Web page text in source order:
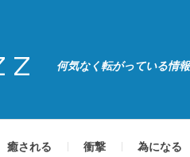
何気なく転がっている情
癒される 衝撃 為になる